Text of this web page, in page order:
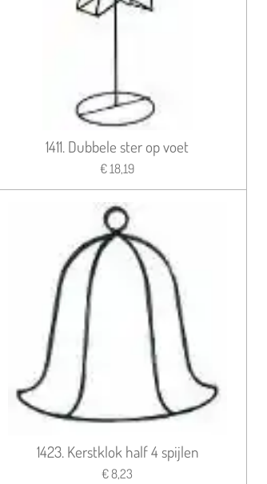
1411. Dubbele ster op voet
€ 18,19
1423. Kerstklok half 4 spijlen
€ 8,23